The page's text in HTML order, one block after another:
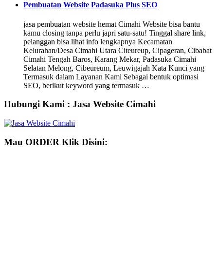
Pembuatan Website Padasuka Plus SEO
jasa pembuatan website hemat Cimahi Website bisa bantu
kamu closing tanpa perlu japri satu-satu! Tinggal share link,
pelanggan bisa lihat info lengkapnya Kecamatan
Kelurahan/Desa Cimahi Utara Citeureup, Cipageran, Cibabat
Cimahi Tengah Baros, Karang Mekar, Padasuka Cimahi
Selatan Melong, Cibeureum, Leuwigajah Kata Kunci yang
Termasuk dalam Layanan Kami Sebagai bentuk optimasi
SEO, berikut keyword yang termasuk …
Hubungi Kami : Jasa Website Cimahi
Mau ORDER Klik Disini: